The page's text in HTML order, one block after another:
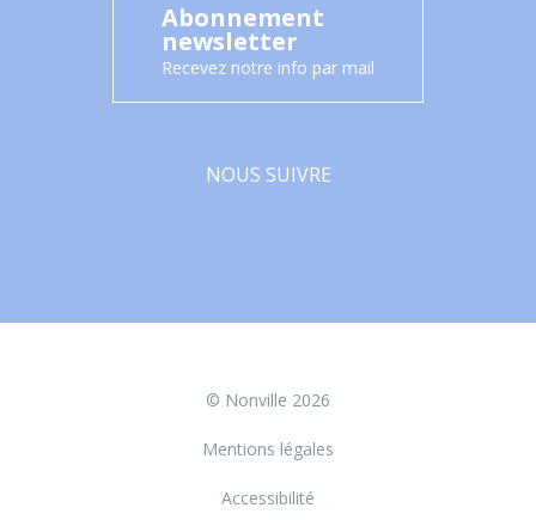
Abonnement
newsletter
Recevez notre info par mail
NOUS SUIVRE
© Nonville 2026
Mentions légales
Accessibilité